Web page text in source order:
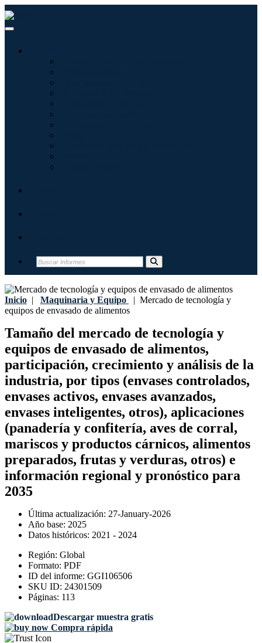
Inicio | Maquinaria y Equipo | Mercado de tecnología y
equipos de envasado de alimentos
Tamaño del mercado de tecnología y
equipos de envasado de alimentos,
participación, crecimiento y análisis de la
industria, por tipos (envases controlados,
envases activos, envases avanzados,
envases inteligentes, otros), aplicaciones
(panadería y confitería, aves de corral,
mariscos y productos cárnicos, alimentos
preparados, frutas y verduras, otros) e
información regional y pronóstico para
2035
Última actualización: 27-January-2026
Año base: 2025
Datos históricos: 2021 - 2024
Región: Global
Formato: PDF
ID del informe: GGI106506
SKU ID: 24301509
Páginas: 113
Descargar muestra gratis
Compra rápida